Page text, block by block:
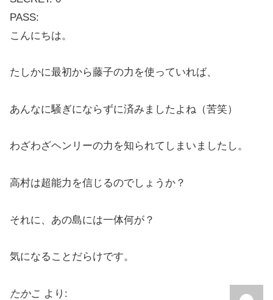
PASS:
こんにちは。
たしかに最初から藤子の力を使っていれば、
あんなに騒ぎにならずに済みましたよね（苦笑）
わざわざヘンリーの力を知られてしまいましたし。
高村は超能力を信じるのでしょうか？
それに、あの島には一体何が？
気になることだらけです。
たかこ より: